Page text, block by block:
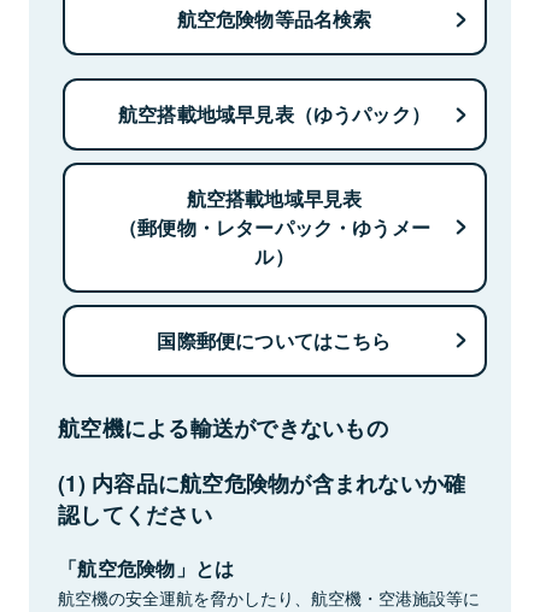
航空危険物等品名検索
航空搭載地域早見表（ゆうパック）
航空搭載地域早見表
（郵便物・レターパック・ゆうメー
ル）
国際郵便についてはこちら
航空機による輸送ができないもの
(1) 内容品に航空危険物が含まれないか確
認してください
「航空危険物」とは
航空機の安全運航を脅かしたり、航空機・空港施設等に